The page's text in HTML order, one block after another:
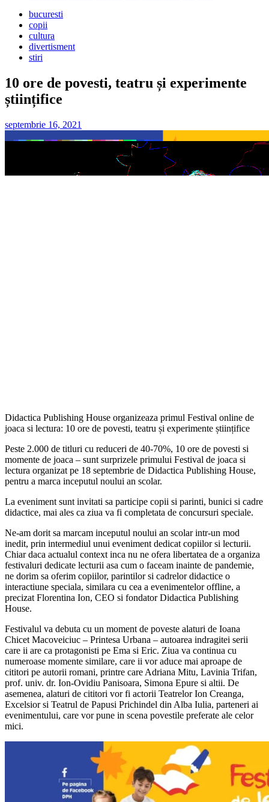
bucuresti
copii
cultura
divertisment
stiri
10 ore de povesti, teatru și experimente
științifice
septembrie 16, 2021
Didactica Publishing House organizeaza primul Festival online de
joaca si lectura: 10 ore de povesti, teatru și experimente științifice
Peste 2.000 de titluri cu reduceri de 40-70%, 10 ore de povesti si
momente de joaca – sunt surprizele primului Festival de joaca si
lectura organizat pe 18 septembrie de Didactica Publishing House,
pentru a marca inceputul noului an scolar.
La eveniment sunt invitati sa participe copii si parinti, bunici si cadre
didactice, mai ales ca ziua va fi completata de concursuri speciale.
Ne-am dorit sa marcam inceputul noului an scolar intr-un mod
inedit, prin intermediul unui eveniment dedicat copiilor si lecturii.
Chiar daca actualul context inca nu ne ofera libertatea de a organiza
festivaluri dedicate lecturii asa cum o faceam inainte de pandemie,
ne dorim sa oferim copiilor, parintilor si cadrelor didactice o
interactiune speciala, similara cu cea a evenimentelor offline, a
precizat Florentina Ion, CEO si fondator Didactica Publishing
House.
Festivalul va debuta cu un moment de poveste alaturi de Ioana
Chicet Macoveiciuc – Printesa Urbana – autoarea indragitei serii
care ii are ca protagonisti pe Ema si Eric. Ziua va continua cu
numeroase momente similare, care ii vor aduce mai aproape de
cititori pe autorii romani, printre care Adriana Mitu, Lavinia Trifan,
prof. univ. dr. Ion-Ovidiu Panisoara, Simona Epure si altii. De
asemenea, alaturi de cititori vor fi actorii Teatrelor Ion Creanga,
Excelsior si Teatrul de Papusi Prichindel din Alba Iulia, parteneri ai
evenimentului, care vor pune in scena povestile preferate ale celor
mici.